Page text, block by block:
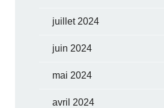
juillet 2024
juin 2024
mai 2024
avril 2024